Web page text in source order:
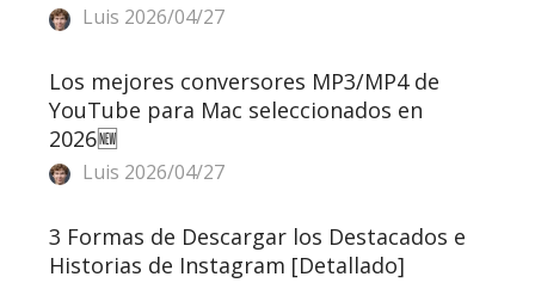
Luis 2026/04/27
Los mejores conversores MP3/MP4 de
YouTube para Mac seleccionados en
2026🆕
Luis 2026/04/27
3 Formas de Descargar los Destacados e
Historias de Instagram [Detallado]